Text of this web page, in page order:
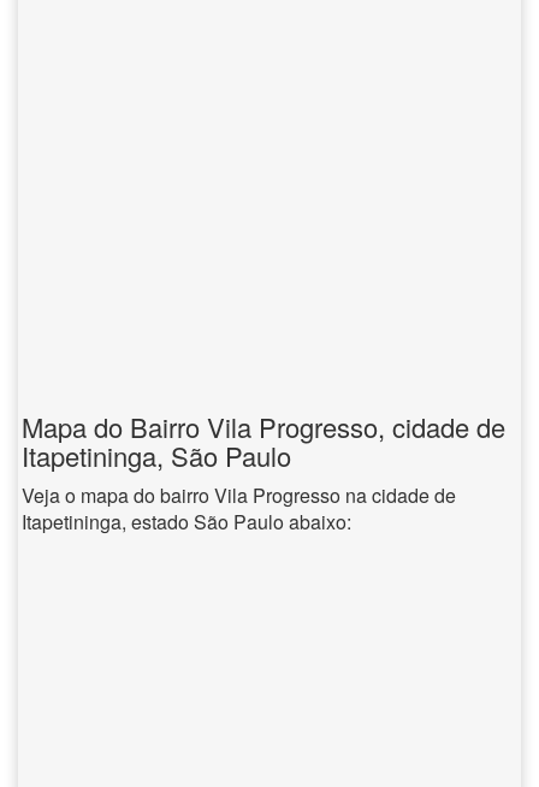
Mapa do Bairro Vila Progresso, cidade de
Itapetininga, São Paulo
Veja o mapa do bairro Vila Progresso na cidade de
Itapetininga, estado São Paulo abaixo: